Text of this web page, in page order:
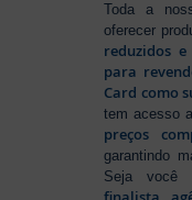
Toda a
oferecer
reduzidos
para
Card como
tem acesso a
preços
garantindo
Seja você